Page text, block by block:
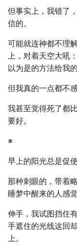
但事实上，我错了
信的。
可能就连神都不理
上，对着天空大吼
以为是的方法给我
但我真的一点都不
我甚至觉得死了都
要好。
※
早上的阳光总是促
那种刺眼的，带着
睡梦中醒来的人感
伸手，我试图挡住
手遮住的光线这回
上。